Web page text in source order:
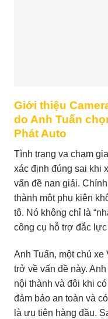
Giới thiệu
do Anh Tuấn
Phát Auto
Tình trạng va chạm
xác định đúng sai khi
vấn đề nan giải.
thành một phụ kiện
tô. Nó không chỉ là
công cụ hỗ trợ đắc lực
Anh Tuấn, một chủ
trở về vấn đề này.
nội thành và đôi khi
đảm bảo an toàn và
là ưu tiên hàng đầu.